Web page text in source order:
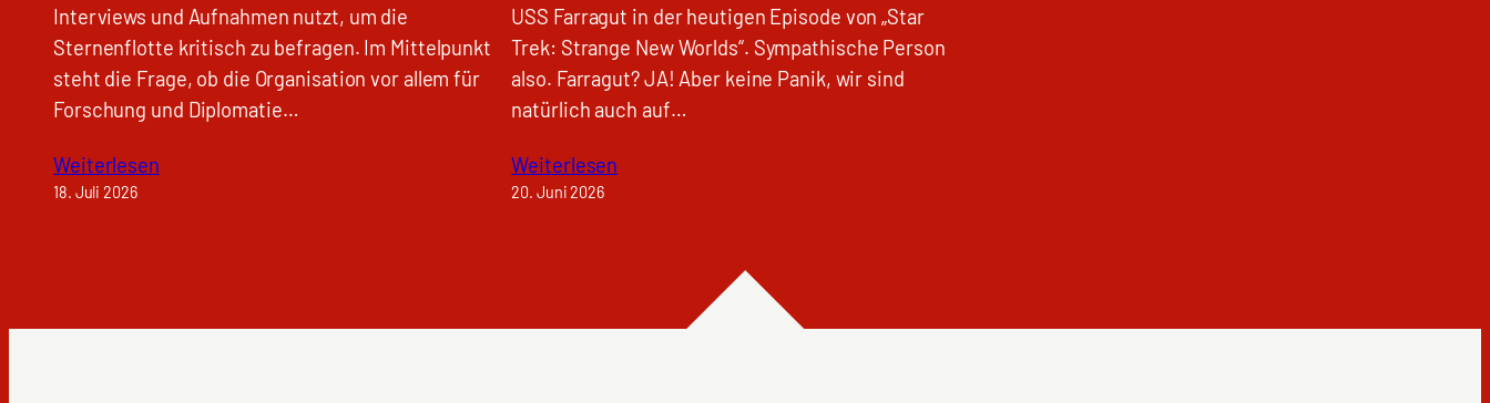
Interviews und Aufnahmen nutzt, um die
Sternenflotte kritisch zu befragen. Im Mittelpunkt
steht die Frage, ob die Organisation vor allem für
Forschung und Diplomatie…
Weiterlesen
18. Juli 2026
USS Farragut in der heutigen Episode von „Star
Trek: Strange New Worlds“. Sympathische Person
also. Farragut? JA! Aber keine Panik, wir sind
natürlich auch auf…
Weiterlesen
20. Juni 2026